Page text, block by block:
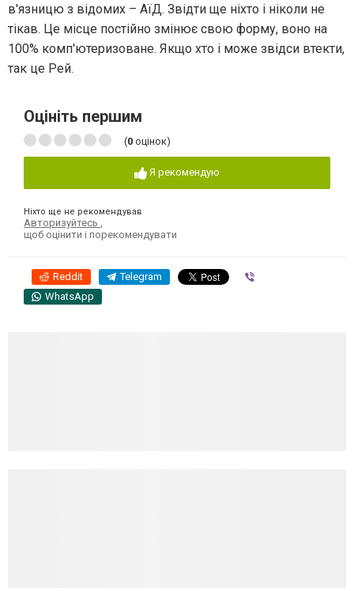
в'язницю з відомих – АїД. Звідти ще ніхто і ніколи не
тікав. Це місце постійно змінює свою форму, воно на
100% комп'ютеризоване. Якщо хто і може звідси втекти,
так це Рей.
Оцініть першим
(0 оцінок)
Я рекомендую
Ніхто ще не рекомендував
Авторизуйтесь ,
щоб оцінити і порекомендувати
Reddit Telegram
WhatsApp